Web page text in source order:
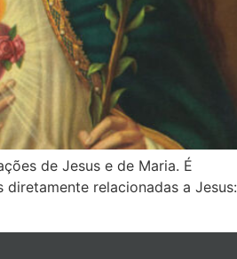
de Jesus e de Maria. É
relacionadas a Jesus: